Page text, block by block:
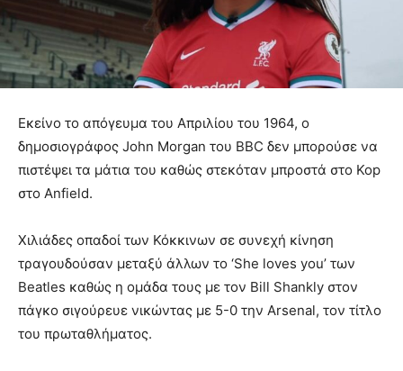
Εκείνο το απόγευμα του Απριλίου του 1964, ο
δημοσιογράφος John Morgan του BBC δεν μπορούσε να
πιστέψει τα μάτια του καθώς στεκόταν μπροστά στο Kop
στο Anfield.
Χιλιάδες οπαδοί των Κόκκινων σε συνεχή κίνηση
τραγουδούσαν μεταξύ άλλων το ‘She loves you’ των
Beatles καθώς η ομάδα τους με τον Bill Shankly στον
πάγκο σιγούρευε νικώντας με 5-0 την Arsenal, τον τίτλο
του πρωταθλήματος.